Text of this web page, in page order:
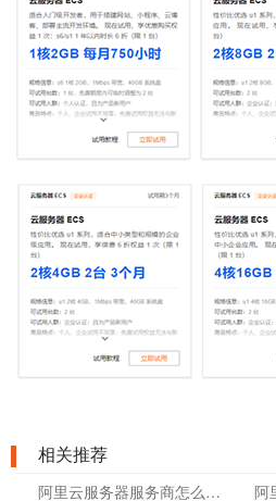
相关推荐
阿里云服务器服务商怎么选？企业采购和运维前要看这几点